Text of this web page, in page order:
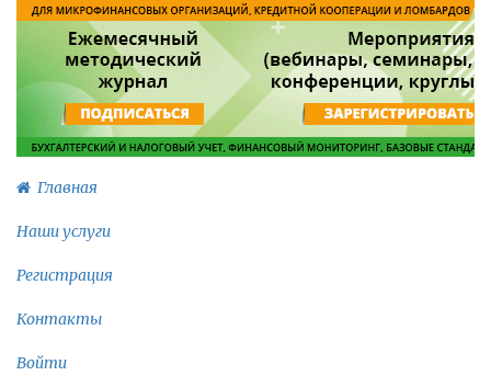
Главная
Наши услуги
Регистрация
Контакты
Войти